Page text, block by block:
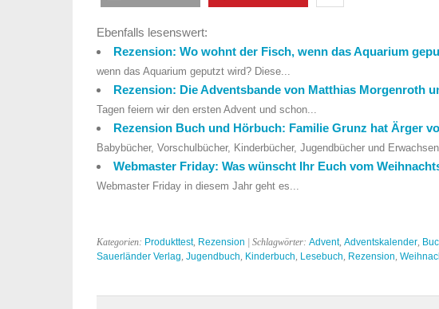
Ebenfalls lesenswert:
Rezension: Wo wohnt der Fisch, wenn das Aquarium
wenn das Aquarium geputzt wird? Diese...
Rezension: Die Adventsbande von Matthias Morgenroth
Tagen feiern wir den ersten Advent und schon...
Rezension Buch und Hörbuch: Familie Grunz hat Ärger
Babybücher, Vorschulbücher, Kinderbücher, Jugendbücher und
Webmaster Friday: Was wünscht Ihr Euch vom
Webmaster Friday in diesem Jahr geht es...
Kategorien: Produkttest, Rezension | Schlagwörter: Advent, Adventskalender,
Sauerländer Verlag, Jugendbuch, Kinderbuch, Lesebuch, Rezension,